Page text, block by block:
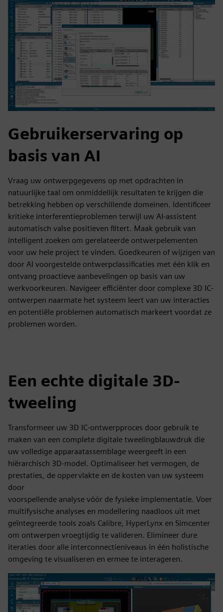
Gebruikerservaring op
basis van AI
Vraag uw ontwerpgegevens op met opdrachten in
natuurlijke taal om onmiddellijk resultaten te krijgen die
betrekking hebben op verschillende domeinen. Identificeer
kritieke interferentieproblemen terwijl uw AI-assistent
automatisch valse positieven filtert. Maak gebruik van
intelligent zoeken om gerelateerde ontwerpelementen
voor uw hele project te vinden. Goedkeuren of wijzigen van
door AI voorgestelde ontwerpclassificaties met één klik en
ontvang proactieve aanbevelingen op basis van uw
werkvoorkeuren. Navigeer efficiënter door complexe 3D IC-
ontwerpen naarmate het systeem leert van uw interacties
en potentiële problemen automatisch markeert voordat ze
problemen worden.
Een echte digitale 3D-
tweeling
Transformeer uw 3D IC-ontwerpproces door gebruik te
maken van een complete digitale tweelingblauwdruk die
uw volledige apparaatassemblage weergeeft in een
hiërarchisch 3D-model. Optimaliseer het vermogen, de
prestaties, de oppervlakte en de kosten van uw systeem
door
voorspellende analyse vóór de fysieke implementatie. Voer
multifysische analyses en modellering naadloos uit met
geïntegreerde tools zoals Calibre, HyperLynx en Simcenter
om ontwerpen vroegtijdig te valideren. Elimineer dure
iteraties door alle interconnectieniveaus in één holistische
omgeving te visualiseren en ermee te interageren.